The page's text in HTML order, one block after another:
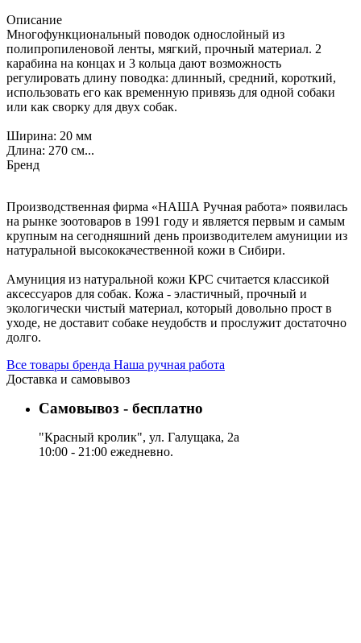
Описание
Многофункциональный поводок однослойный из
полипропиленовой ленты, мягкий, прочный материал. 2
карабина на концах и 3 кольца дают возможность
регулировать длину поводка: длинный, средний, короткий,
использовать его как временную привязь для одной собаки
или как сворку для двух собак.
Ширина: 20 мм
Длина: 270 см...
Бренд
Производственная фирма «НАША Ручная работа» появилась
на рынке зоотоваров в 1991 году и является первым и самым
крупным на сегодняшний день производителем амуниции из
натуральной высококачественной кожи в Сибири.
Амуниция из натуральной кожи КРС считается классикой
аксессуаров для собак. Кожа - эластичный, прочный и
экологически чистый материал, который довольно прост в
уходе, не доставит собаке неудобств и прослужит достаточно
долго.
Все товары бренда Наша ручная работа
Доставка и самовывоз
Самовывоз - бесплатно
"Красный кролик", ул. Галущака, 2а
10:00 - 21:00 ежедневно.